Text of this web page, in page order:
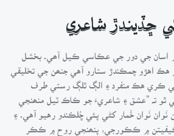
ڇڏيندڙ شاعري
اسان جي دور جي عڪاسي ڪيل آھي. بخشل
هڪ اهڙو چمڪندڙ ستارو آهي جنھن جي تخليقي
ڪري هڪ منفرد ۽ الڳ ٿلڳ رستي طرف
ٿو تہ ”عشق ۽ شاعريءَ جو ڪاڪ ٽيل منھنجي
نَوان نَوان خُمار کڻي پئي ڇُلڪندو رهيو آهي. ۽
ڪيفيتن ۾ ڪڪورجي، پنھنجي روح ۾ ڪڪر